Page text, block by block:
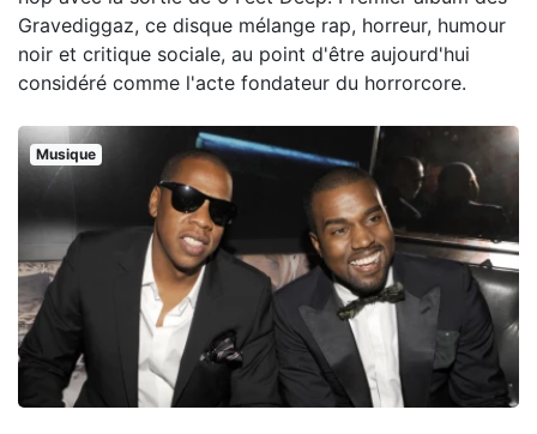
Gravediggaz, ce disque mélange rap, horreur, humour
noir et critique sociale, au point d'être aujourd'hui
considéré comme l'acte fondateur du horrorcore.
Musique